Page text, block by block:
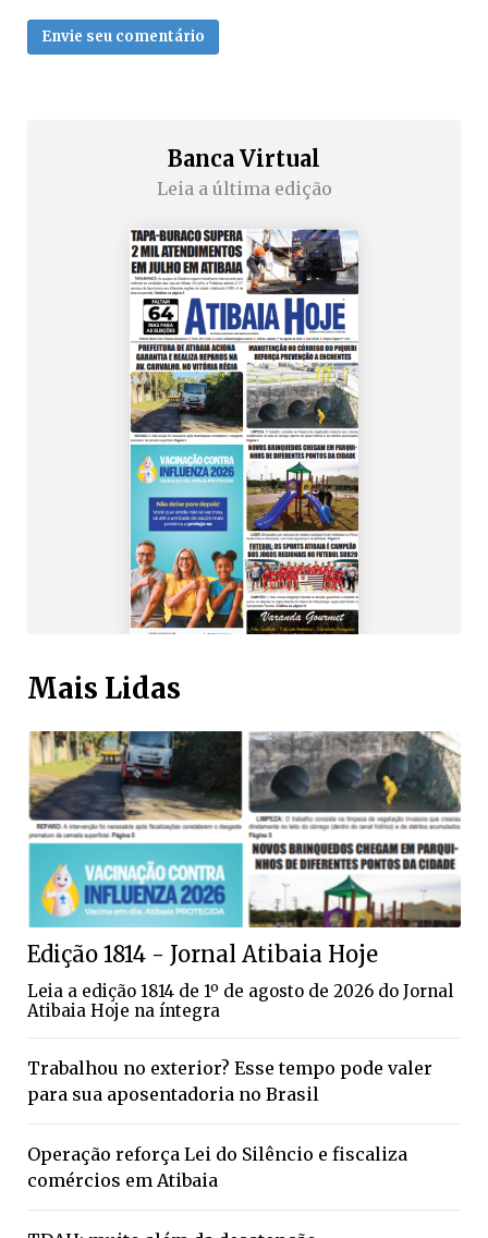
Envie seu comentário
Banca Virtual
Leia a última edição
Mais Lidas
Edição 1814 - Jornal Atibaia Hoje
Leia a edição 1814 de 1º de agosto de 2026 do Jornal
Atibaia Hoje na íntegra
Trabalhou no exterior? Esse tempo pode valer
para sua aposentadoria no Brasil
Operação reforça Lei do Silêncio e fiscaliza
comércios em Atibaia